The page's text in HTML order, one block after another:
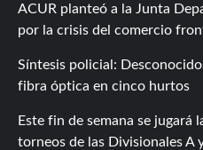
ACUR planteó a la Junta
por la crisis del comercio
Síntesis policial:
fibra óptica en cinco hurtos
Este fin de semana se jugará
torneos de las Divisionales A